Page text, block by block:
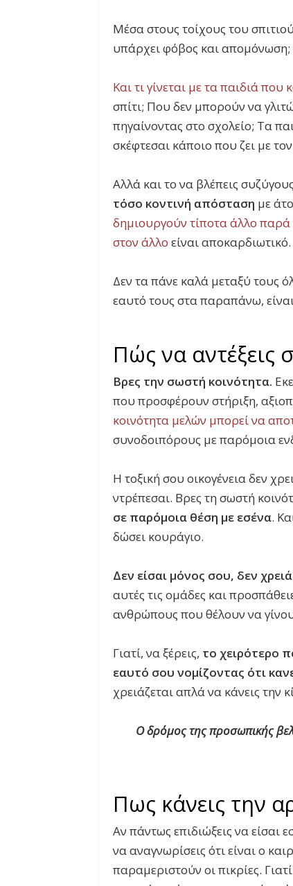
Μέσα στους τοίχους του
υπάρχει φόβος και απομόνωση;
Και τι γίνεται με τα παιδιά που
σπίτι; Που δεν μπορούν να
πηγαίνοντας στο σχολείο; Τα
σκέφτεσαι κάποιο που ζει με
Αλλά και το να βλέπεις
τόσο κοντινή απόσταση με
δημιουργούν τίποτα άλλο παρά
στον άλλο είναι αποκαρδιωτικό.
Δεν τα πάνε καλά μεταξύ τους
εαυτό τους στα παραπάνω,
Πώς να αντέξεις
Βρες την σωστή κοινότητα.
που προσφέρουν στήριξη,
κοινότητα μελών μπορεί να
συνοδοιπόρους με παρόμοια
Η τοξική σου οικογένεια δεν
ντρέπεσαι. Βρες τη σωστή
σε παρόμοια θέση με εσένα.
δώσει κουράγιο.
Δεν είσαι μόνος σου, δεν
αυτές τις ομάδες και
ανθρώπους που θέλουν να
Γιατί, να ξέρεις, το χειρότερο
εαυτό σου νομίζοντας ότι
χρειάζεται απλά να κάνεις την
Ο δρόμος της προσωπικής
Πως κάνεις την
Αν πάντως επιδιώξεις να είσαι
να αναγνωρίσεις ότι είναι ο
παραμεριστούν οι πικρίες.